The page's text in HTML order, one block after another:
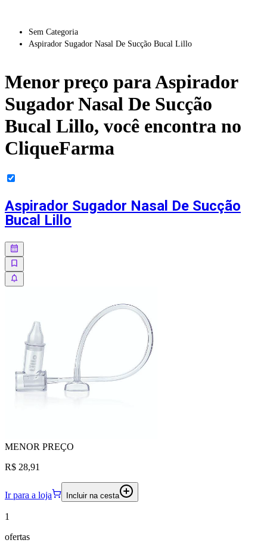
Sem Categoria
Aspirador Sugador Nasal De Sucção Bucal Lillo
Menor preço paraAspirador
Sugador Nasal De Sucção
Bucal Lillo, você encontra no
CliqueFarma
Aspirador Sugador Nasal De Sucção
Bucal Lillo
MENOR PREÇO
R$ 28,91
Ir para a loja Incluir na cesta
1
ofertas